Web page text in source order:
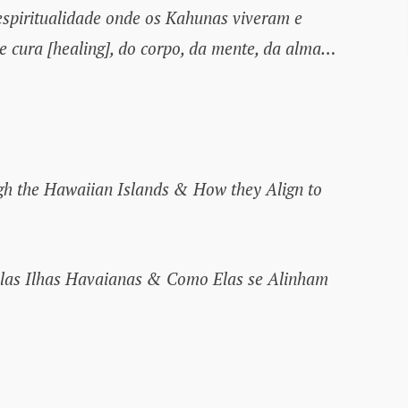
onde os Kahunas viveram e
cura [healing], do corpo, da mente, da alma…
the Hawaiian Islands & How they Align to
Ilhas Havaianas & Como Elas se Alinham